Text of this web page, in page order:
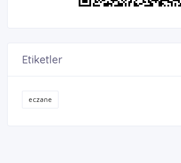
Etiketler
eczane